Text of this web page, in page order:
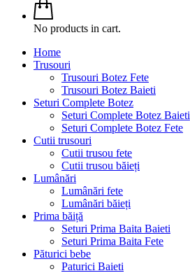
No products in cart.
Home
Trusouri
Trusouri Botez Fete
Trusouri Botez Baieti
Seturi Complete Botez
Seturi Complete Botez Baieti
Seturi Complete Botez Fete
Cutii trusouri
Cutii trusou fete
Cutii trusou băieți
Lumânări
Lumânări fete
Lumânări băieți
Prima băiță
Seturi Prima Baita Baieti
Seturi Prima Baita Fete
Păturici bebe
Paturici Baieti